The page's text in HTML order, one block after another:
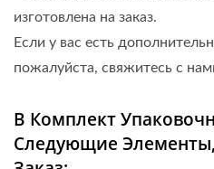
изготовлена ​​на заказ.
Если у вас есть
пожалуйста, свяжитесь с
В Комплект
Следующие